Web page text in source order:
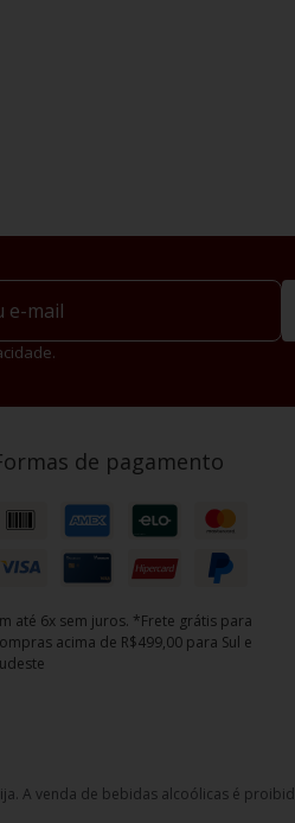
de pagamento
até 6x sem juros. *Frete grátis para
acima de R$499,00 para Sul e
A venda de bebidas alcoólicas é